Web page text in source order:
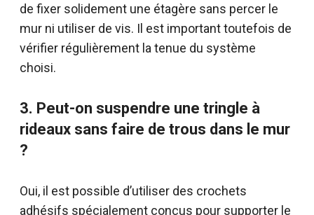
de fixer solidement une étagère sans percer le
mur ni utiliser de vis. Il est important toutefois de
vérifier régulièrement la tenue du système
choisi.
3. Peut-on suspendre une tringle à
rideaux sans faire de trous dans le mur
?
Oui, il est possible d’utiliser des crochets
adhésifs spécialement conçus pour supporter le